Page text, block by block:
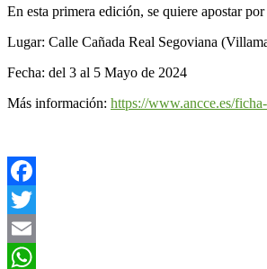
En esta primera edición, se quiere apostar por
Lugar: Calle Cañada Real Segoviana
Fecha: del 3 al 5 Mayo de 2024
Más información: https://www.ancce.es/
Facebook
Twitter
Email